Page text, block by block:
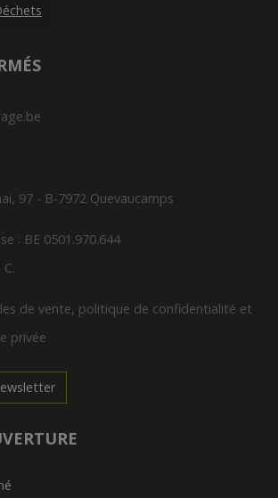
97 - B-7972 Quevaucamps
: BE 0501.970.644
de vente, politique de confidentialité et
privée